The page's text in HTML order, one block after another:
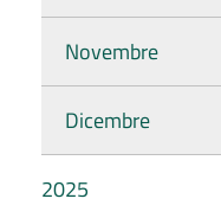
Novembre
Dicembre
2025